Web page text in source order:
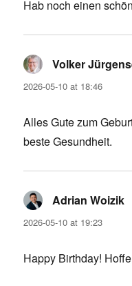
Hab noch einen
Volker
2026-05-10 at 18:46
Alles Gute zum
beste Gesundheit.
Adrian Woizik
2026-05-10 at 19:23
Happy Birthday!